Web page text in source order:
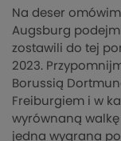
Na deser
Augsburg
zostawili do tej
2023.
Borussią
Freiburgiem i w
wyrównaną walkę
jedna wygrana